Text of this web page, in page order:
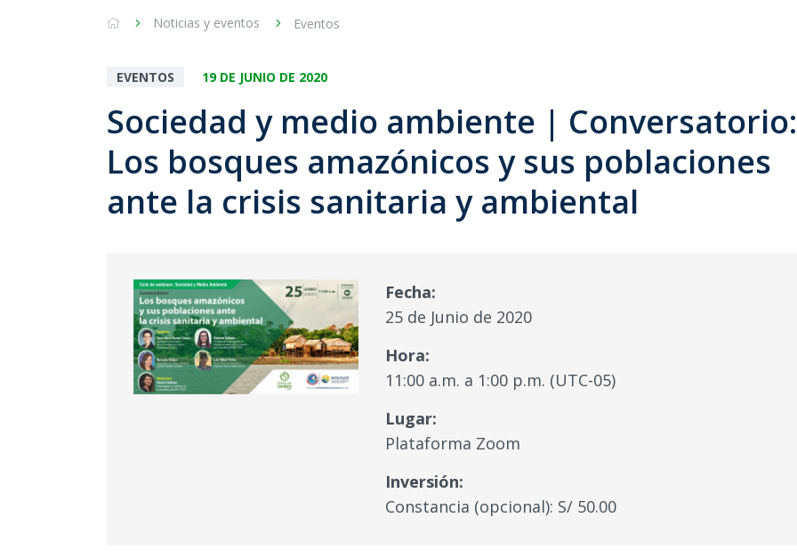
Noticias y eventos Eventos
EVENTOS 19 DE JUNIO DE 2020
Sociedad y medio ambiente | Conversatorio:
Los bosques amazónicos y sus poblaciones
ante la crisis sanitaria y ambiental
Fecha:
25 de Junio de 2020
Hora:
11:00 a.m. a 1:00 p.m. (UTC-05)
Lugar:
Plataforma Zoom
Inversión:
Constancia (opcional): S/ 50.00